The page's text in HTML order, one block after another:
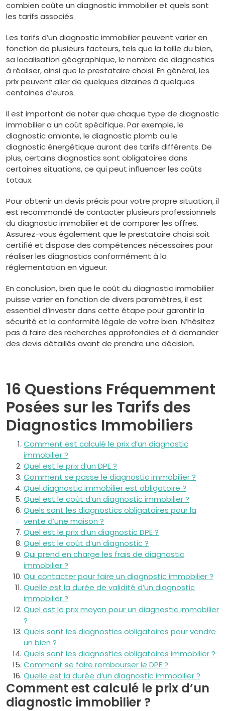
combien coûte un diagnostic immobilier et quels sont
les tarifs associés.
Les tarifs d’un diagnostic immobilier peuvent varier en
fonction de plusieurs facteurs, tels que la taille du bien,
sa localisation géographique, le nombre de diagnostics
à réaliser, ainsi que le prestataire choisi. En général, les
prix peuvent aller de quelques dizaines à quelques
centaines d’euros.
Il est important de noter que chaque type de diagnostic
immobilier a un coût spécifique. Par exemple, le
diagnostic amiante, le diagnostic plomb ou le
diagnostic énergétique auront des tarifs différents. De
plus, certains diagnostics sont obligatoires dans
certaines situations, ce qui peut influencer les coûts
totaux.
Pour obtenir un devis précis pour votre propre situation, il
est recommandé de contacter plusieurs professionnels
du diagnostic immobilier et de comparer les offres.
Assurez-vous également que le prestataire choisi soit
certifié et dispose des compétences nécessaires pour
réaliser les diagnostics conformément à la
réglementation en vigueur.
En conclusion, bien que le coût du diagnostic immobilier
puisse varier en fonction de divers paramètres, il est
essentiel d’investir dans cette étape pour garantir la
sécurité et la conformité légale de votre bien. N’hésitez
pas à faire des recherches approfondies et à demander
des devis détaillés avant de prendre une décision.
16 Questions Fréquemment
Posées sur les Tarifs des
Diagnostics Immobiliers
Comment est calculé le prix d’un diagnostic
immobilier ?
Quel est le prix d’un DPE ?
Comment se passe le diagnostic immobilier ?
Quel diagnostic immobilier est obligatoire ?
Quel est le coût d’un diagnostic immobilier ?
Quels sont les diagnostics obligatoires pour la
vente d’une maison ?
Quel est le prix d’un diagnostic DPE ?
Quel est le coût d’un diagnostic ?
Qui prend en charge les frais de diagnostic
immobilier ?
Qui contacter pour faire un diagnostic immobilier ?
Quelle est la durée de validité d’un diagnostic
immobilier ?
Quel est le prix moyen pour un diagnostic immobilier
?
Quels sont les diagnostics obligatoires pour vendre
un bien ?
Quels sont les diagnostics obligatoires immobilier ?
Comment se faire rembourser le DPE ?
Quelle est la durée d’un diagnostic immobilier ?
Comment est calculé le prix d’un
diagnostic immobilier ?